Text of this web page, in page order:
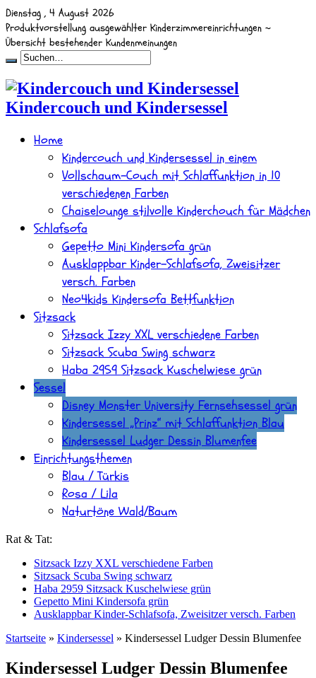
Dienstag , 4 August 2026
Produktvorstellung ausgewählter Kinderzimmereinrichtungen ~
Übersicht bestehender Kundenmeinungen
Kindercouch und Kindersessel
Home
Kindercouch und Kindersessel in einem
Vollschaum-Couch mit Schlaffunktion in 10
verschiedenen Farben
Chaiselounge stilvolle Kinderchouch für Mädchen
Schlafsofa
Gepetto Mini Kindersofa grün
Ausklappbar Kinder-Schlafsofa, Zweisitzer
versch. Farben
Neo4kids Kindersofa Bettfunktion
Sitzsack
Sitzsack Izzy XXL verschiedene Farben
Sitzsack Scuba Swing schwarz
Haba 2959 Sitzsack Kuschelwiese grün
Sessel
Disney Monster University Fernsehsessel grün
Kindersessel „Prinz“ mit Schlaffunktion Blau
Kindersessel Ludger Dessin Blumenfee
Einrichtungsthemen
Blau / Türkis
Rosa / Lila
Naturtöne Wald/Baum
Rat & Tat:
Sitzsack Izzy XXL verschiedene Farben
Sitzsack Scuba Swing schwarz
Haba 2959 Sitzsack Kuschelwiese grün
Gepetto Mini Kindersofa grün
Ausklappbar Kinder-Schlafsofa, Zweisitzer versch. Farben
Startseite » Kindersessel » Kindersessel Ludger Dessin Blumenfee
Kindersessel Ludger Dessin Blumenfee